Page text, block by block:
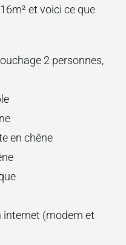
et voici ce que
2 personnes,
en chêne
internet (modem et